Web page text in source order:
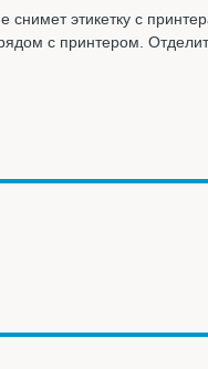
этикетку с
с принтером.